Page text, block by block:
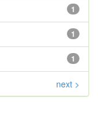
1
1
1
next >